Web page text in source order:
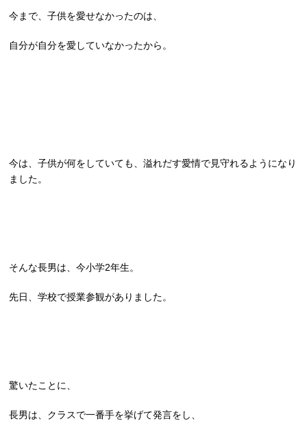
今まで、子供を愛せなかったのは、
自分が自分を愛していなかったから。
今は、子供が何をしていても、溢れだす愛情で見守れるようになり
ました。
そんな長男は、今小学2年生。
先日、学校で授業参観がありました。
驚いたことに、
長男は、クラスで一番手を挙げて発言をし、